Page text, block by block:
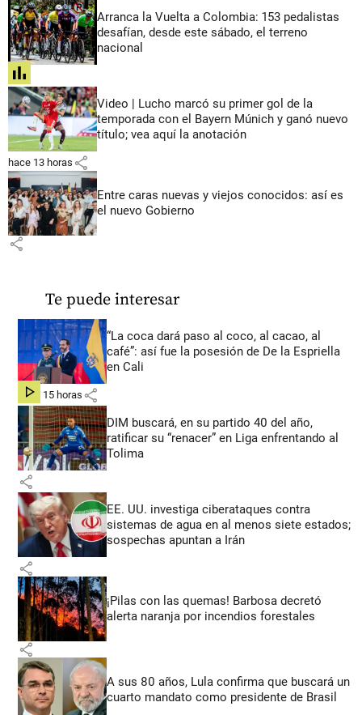
Arranca la Vuelta a Colombia: 153 pedalistas
desafían, desde este sábado, el terreno
nacional
share
Video | Lucho marcó su primer gol de la
temporada con el Bayern Múnich y ganó nuevo
título; vea aquí la anotación
hace 13 horas share
Entre caras nuevas y viejos conocidos: así es
el nuevo Gobierno
share
Te puede interesar
“La coca dará paso al coco, al cacao, al
café”: así fue la posesión de De la Espriella
en Cali
hace 15 horas share
DIM buscará, en su partido 40 del año,
ratificar su “renacer” en Liga enfrentando al
Tolima
share
EE. UU. investiga ciberataques contra
sistemas de agua en al menos siete estados;
sospechas apuntan a Irán
share
¡Pilas con las quemas! Barbosa decretó
alerta naranja por incendios forestales
share
A sus 80 años, Lula confirma que buscará un
cuarto mandato como presidente de Brasil